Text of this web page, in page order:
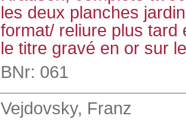
les deux planches
format/ reliure plus tard
le titre gravé en or sur
BNr: 061
Vejdovsky, Franz